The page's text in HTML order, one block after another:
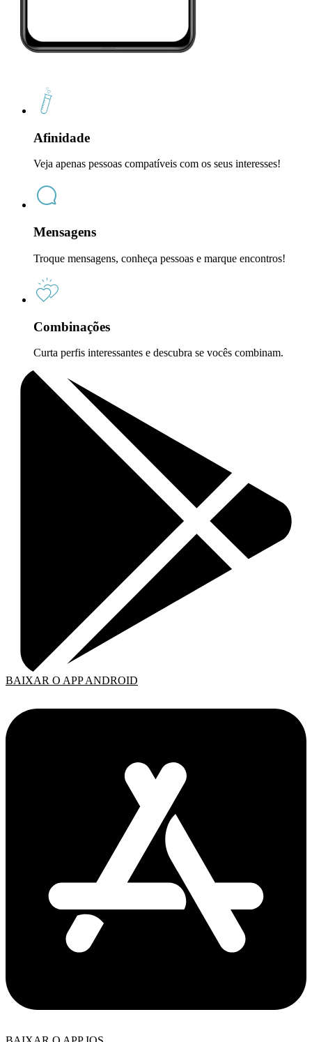
Afinidade
Veja apenas pessoas compatíveis com os seus interesses!
Mensagens
Troque mensagens, conheça pessoas e marque encontros!
Combinações
Curta perfis interessantes e descubra se vocês combinam.
BAIXAR O APP ANDROID